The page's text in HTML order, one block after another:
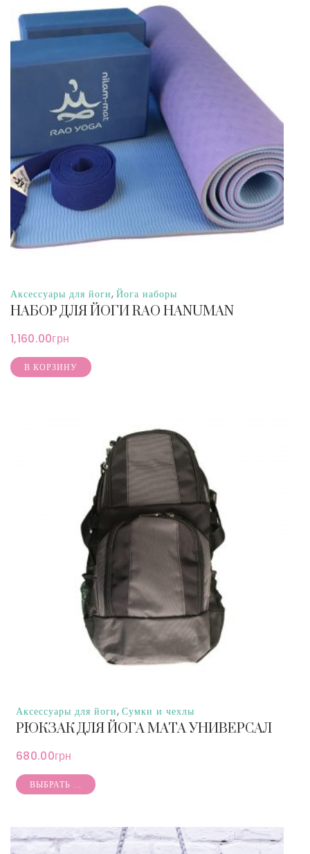
Аксессуары для йоги, Йога наборы
НАБОР ДЛЯ ЙОГИ RAO HANUMAN
1,160.00грн
В КОРЗИНУ
Аксессуары для йоги,Сумки и чехлы
РЮКЗАК ДЛЯ ЙОГА МАТА УНИВЕРСАЛ
680.00грн
ВЫБРАТЬ ...